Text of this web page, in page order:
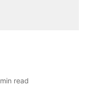
min read